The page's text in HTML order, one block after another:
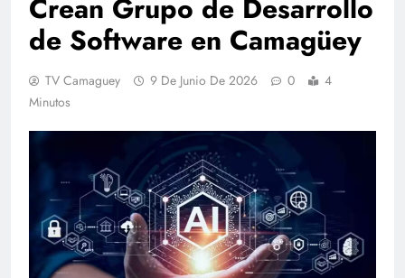
Crean Grupo de Desarrollo
de Software en Camagüey
TV Camaguey 9 De Junio De 2026 0
4
Minutos